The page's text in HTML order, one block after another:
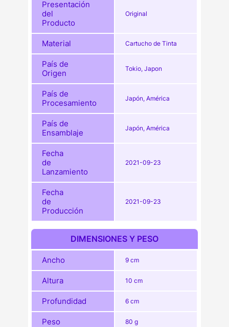
Presentación
del
Producto
Original
Material Cartucho de Tinta
País de
Origen
Tokio, Japon
País de
Procesamiento
Japón, América
País de
Ensamblaje
Japón, América
Fecha
de
Lanzamiento
2021-09-23
Fecha
de
Producción
2021-09-23
DIMENSIONES Y PESO
Ancho 9 cm
Altura 10 cm
Profundidad 6 cm
Peso 80 g